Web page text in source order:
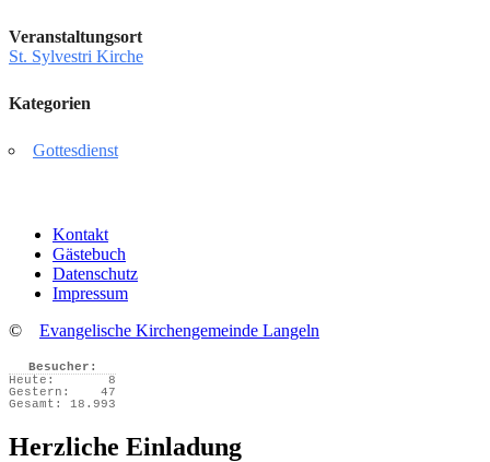
Veranstaltungsort
St. Sylvestri Kirche
Kategorien
Gottesdienst
Kontakt
Gästebuch
Datenschutz
Impressum
© Evangelische Kirchengemeinde Langeln
Besucher:
Heute:
8
Gestern:
47
Gesamt:
18.993
Herzliche Einladung